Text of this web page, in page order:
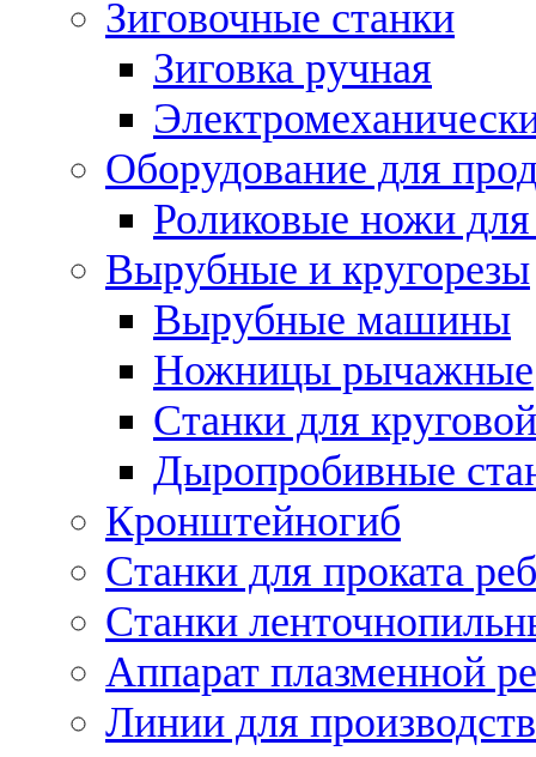
Зиговочные станки
Зиговка ручная
Оборудование для
Роликовые ножи для
Вырубные и кругорезы
Вырубные машины
Ножницы рычажные
Станки для
Дыропробивные
Кронштейногиб
Станки для проката
Станки
Аппарат плазменной
Линии для